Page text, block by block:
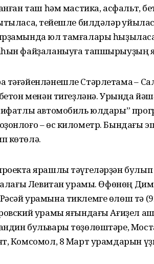
таш һәм мастика, асфальт,
тейешле билдәләр
юл тамғалары
файҙаланыуға тапшырыуҙың
тәғәйенләнешле Стәрлетамаҡ –
менән тигеҙләнә. Урында
автомобиль юлдары”
– өс километр. Бындағы
көтөлә.
ярашлы тәүгеләрҙән
Левитан урамы. Өфөнөң
урамына тиклемге өлөш тә
урамы яғындағы Ағиҙел
бульвары төҙөлөштәре,
Комсомол, 8 Март урамдарын